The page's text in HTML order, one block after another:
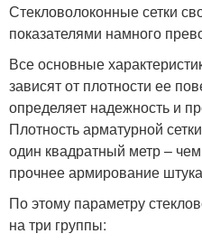
Стекловолоконные сетки
показателями намного
Все основные
зависят от плотности ее
определяет надежность и
Плотность арматурной
один квадратный метр –
прочнее армирование
По этому параметру
на три группы: